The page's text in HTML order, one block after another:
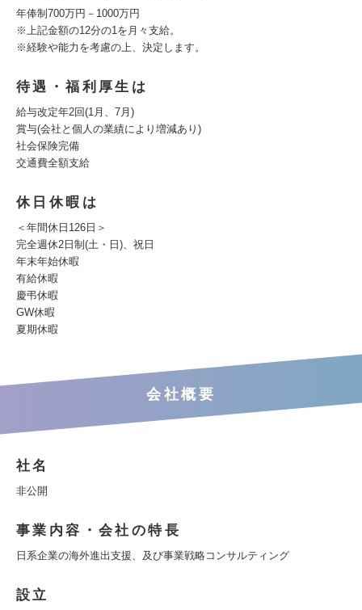
年俸制700万円－1000万円
※上記金額の12分の1を月々支給。
※経験や能力を考慮の上、決定します。
待遇・福利厚生は
給与改定年2回(1月、7月)
賞与(会社と個人の業績により増減あり)
社会保険完備
交通費全額支給
休日休暇は
＜年間休日126日＞
完全週休2日制(土・日)、祝日
年末年始休暇
有給休暇
慶弔休暇
GW休暇
夏期休暇
会社概要
社名
非公開
事業内容・会社の特長
日系企業の海外進出支援、及び事業戦略コンサルティング
設立